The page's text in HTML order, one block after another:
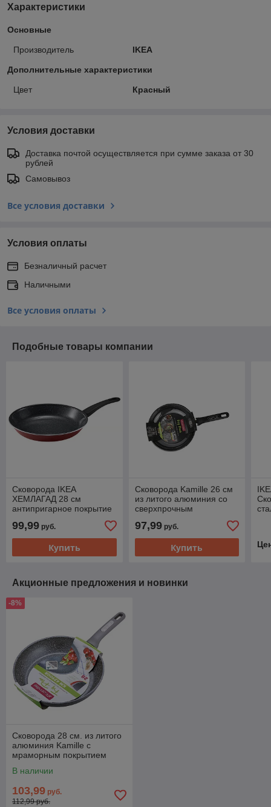
Характеристики
Основные
Производитель IKEA
Дополнительные характеристики
Цвет Красный
Условия доставки
Доставка почтой осуществляется при сумме заказа от 30
рублей
Самовывоз
Все условия доставки
Условия оплаты
Безналичный расчет
Наличными
Все условия оплаты
Подобные товары компании
Сковорода IKEA
ХЕМЛАГАД 28 см
антипригарное покрытие
99,99 руб.
Купить
Сковорода Kamille 26 см
из литого алюминия со
сверхпрочным
покрытием ILAG
97,99руб.
Купить
Акционные предложения и новинки
-8%
Сковорода 28 см. из литого
алюминия Kamille с
мраморным покрытием
В наличии
103,99 руб.
112,99 руб.